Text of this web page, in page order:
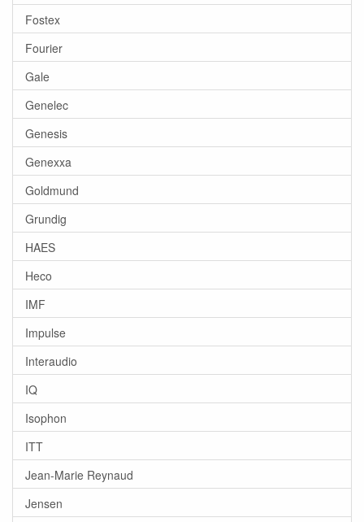
Fostex
Fourier
Gale
Genelec
Genesis
Genexxa
Goldmund
Grundig
HAES
Heco
IMF
Impulse
Interaudio
IQ
Isophon
ITT
Jean-Marie Reynaud
Jensen